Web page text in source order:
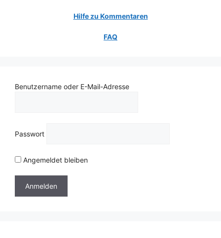
Hilfe zu Kommentaren
FAQ
Benutzername oder E-Mail-Adresse
Passwort
Angemeldet bleiben